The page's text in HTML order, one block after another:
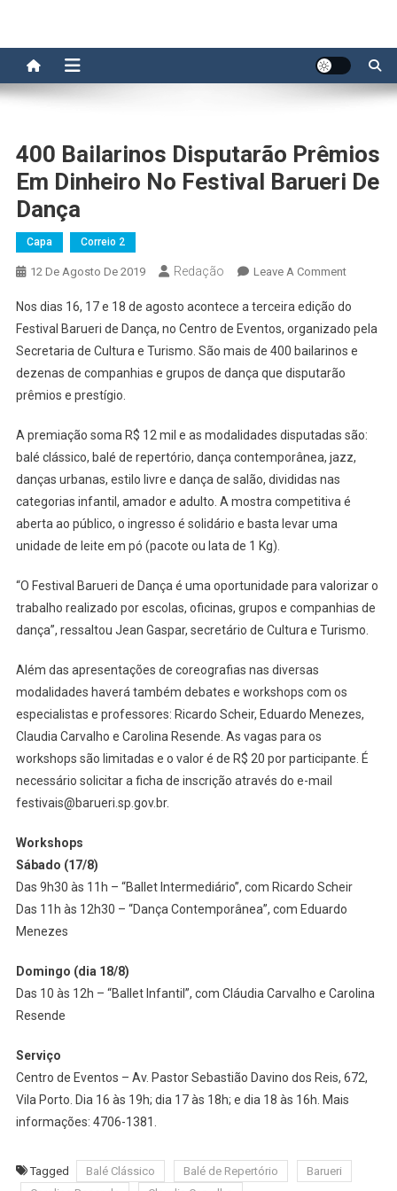
400 Bailarinos Disputarão Prêmios
Em Dinheiro No Festival Barueri De
Dança
Capa Correio 2
12 De Agosto De 2019 Redação Leave A CommentOn
Bailarinos
Prêmios
Festival
Barueri
Dança
Nos dias 16, 17 e 18 de agosto acontece a terceira edição do
Festival Barueri de Dança, no Centro de Eventos, organizado pela
Secretaria de Cultura e Turismo. São mais de 400 bailarinos e
dezenas de companhias e grupos de dança que disputarão
prêmios e prestígio.
A premiação soma R$ 12 mil e as modalidades disputadas são:
balé clássico, balé de repertório, dança contemporânea, jazz,
danças urbanas, estilo livre e dança de salão, divididas nas
categorias infantil, amador e adulto. A mostra competitiva é
aberta ao público, o ingresso é solidário e basta levar uma
unidade de leite em pó (pacote ou lata de 1 Kg).
“O Festival Barueri de Dança é uma oportunidade para valorizar o
trabalho realizado por escolas, oficinas, grupos e companhias de
dança”, ressaltou Jean Gaspar, secretário de Cultura e Turismo.
Além das apresentações de coreografias nas diversas
modalidades haverá também debates e workshops com os
especialistas e professores: Ricardo Scheir, Eduardo Menezes,
Claudia Carvalho e Carolina Resende. As vagas para os
workshops são limitadas e o valor é de R$ 20 por participante. É
necessário solicitar a ficha de inscrição através do e-mail
festivais@barueri.sp.gov.br.
Workshops
Sábado (17/8)
Das 9h30 às 11h – “Ballet Intermediário”, com Ricardo Scheir
Das 11h às 12h30 – “Dança Contemporânea”, com Eduardo
Menezes
Domingo (dia 18/8)
Das 10 às 12h – “Ballet Infantil”, com Cláudia Carvalho e Carolina
Resende
Serviço
Centro de Eventos – Av. Pastor Sebastião Davino dos Reis, 672,
Vila Porto. Dia 16 às 19h; dia 17 às 18h; e dia 18 às 16h. Mais
informações: 4706-1381.
Tagged Balé Clássico Balé de Repertório
Barueri